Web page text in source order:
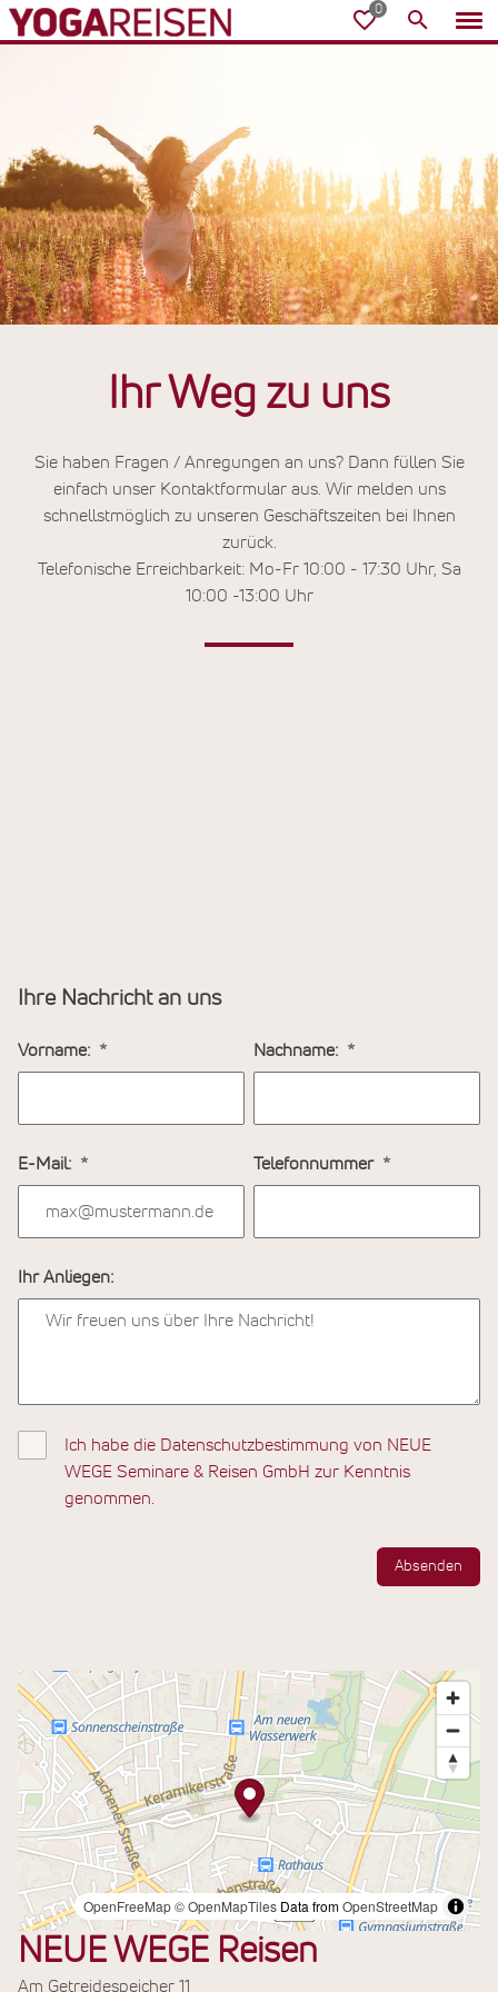
Ihr Weg zu uns
Sie haben Fragen / Anregungen an uns? Dann füllen Sie
einfach unser Kontaktformular aus. Wir melden uns
schnellstmöglich zu unseren Geschäftszeiten bei Ihnen
zurück.
Telefonische Erreichbarkeit: Mo-Fr 10:00 - 17:30 Uhr, Sa
10:00 -13:00 Uhr
Ihre Nachricht an uns
Vorname: Nachname:
E-Mail: Telefonnummer
Ihr Anliegen:
Ich habe die Datenschutzbestimmung von NEUE
WEGE Seminare & Reisen GmbH zur Kenntnis
genommen.
Absenden
NEUE WEGE Reisen
Am Getreidespeicher 11